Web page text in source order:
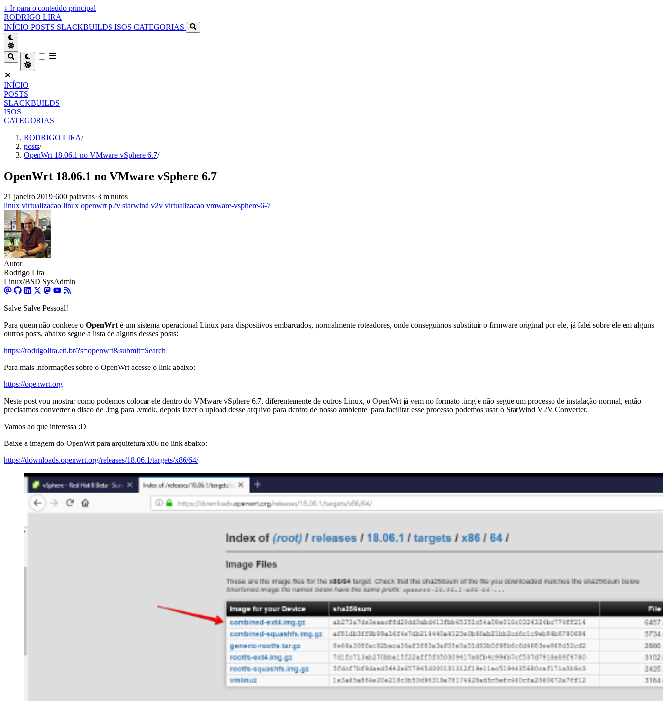
↓ Ir para o conteúdo principal
RODRIGO LIRA
INÍCIO POSTS SLACKBUILDS ISOS CATEGORIAS
INÍCIO
POSTS
SLACKBUILDS
ISOS
CATEGORIAS
RODRIGO LIRA/
posts/
OpenWrt 18.06.1 no VMware vSphere 6.7/
OpenWrt 18.06.1 no VMware vSphere 6.7
21 janeiro 2019·600 palavras·3 minutos
linux virtualizacao linux openwrtp2v starwind v2v virtualizacao vmware-vsphere-6-7
Autor
Rodrigo Lira
Linux/BSD SysAdmin
Salve Salve Pessoal!
Para quem não conhece o OpenWrté um sistema operacional Linux para dispositivos embarcados, normalmente roteadores, onde conseguimos substituir o firmware original por ele, já falei sobre ele em alguns
outros posts, abaixo segue a lista de alguns desses posts:
https://rodrigolira.eti.br/?s=openwrt&submit=Search
Para mais informações sobre o OpenWrt acesse o link abaixo:
https://openwrt.org
Neste post vou mostrar como podemos colocar ele dentro do VMware vSphere 6.7, diferentemente de outros Linux, o OpenWrt já vem no formato .img e não segue um processo de instalação normal, então
precisamos converter o disco de .img para .vmdk, depois fazer o upload desse arquivo para dentro de nosso ambiente, para facilitar esse processo podemos usar o StarWind V2V Converter.
Vamos ao que interessa :D
Baixe a imagem do OpenWrt para arquitetura x86 no link abaixo:
https://downloads.openwrt.org/releases/18.06.1/targets/x86/64/